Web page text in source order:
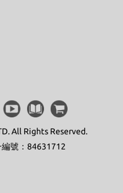
All Rights Reserved.
號：84631712